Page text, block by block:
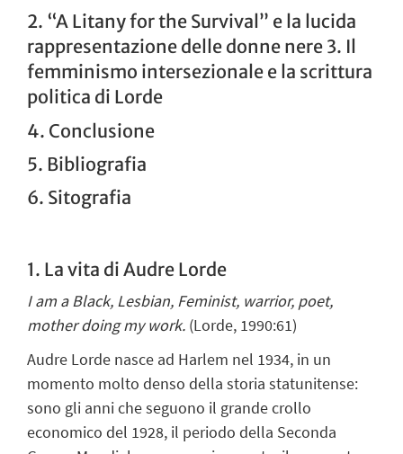
2. “A Litany for the Survival” e la lucida
rappresentazione delle donne nere 3. Il
femminismo intersezionale e la scrittura
politica di Lorde
4. Conclusione
5. Bibliografia
6. Sitografia
1. La vita di Audre Lorde
I am a Black, Lesbian, Feminist, warrior, poet,
mother doing my work. (Lorde, 1990:61)
Audre Lorde nasce ad Harlem nel 1934, in un
momento molto denso della storia statunitense:
sono gli anni che seguono il grande crollo
economico del 1928, il periodo della Seconda